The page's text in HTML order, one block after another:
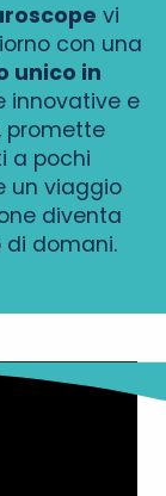
vi
con una
unico in
innovative e
promette
a pochi
un viaggio
diventa
domani.